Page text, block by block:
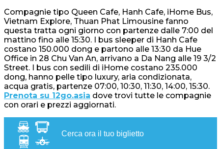
Compagnie tipo Queen Cafe, Hanh Cafe, iHome Bus,
Vietnam Explore, Thuan Phat Limousine fanno
questa tratta ogni giorno con partenze dalle 7:00 del
mattino fino alle 15:30. I bus sleeper di Hanh Cafe
costano 150.000 dong e partono alle 13:30 da Hue
Office in 28 Chu Van An, arrivano a Da Nang alle 19 3/2
Street. I bus con sedili di iHome costano 235.000
dong, hanno pelle tipo luxury, aria condizionata,
acqua gratis, partenze 07:00, 10:30, 11:30, 14:00, 15:30.
Prenota su 12go.asia dove trovi tutte le compagnie
con orari e prezzi aggiornati.
Cerca ora il tuo biglietto